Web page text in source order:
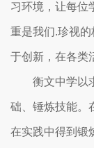
习环境，让每位
重是我们.珍视
于创新，在各类
衡文中学以
础、锤炼技能。
在实践中得到锻